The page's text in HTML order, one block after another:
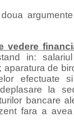
vedere
in:
aparatura de
efectuate
la
bancare
fara a